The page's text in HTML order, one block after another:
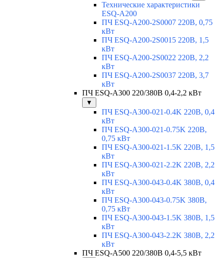
Технические характеристики
ESQ-A200
ПЧ ESQ-A200-2S0007 220В, 0,75
кВт
ПЧ ESQ-A200-2S0015 220В, 1,5
кВт
ПЧ ESQ-A200-2S0022 220В, 2,2
кВт
ПЧ ESQ-A200-2S0037 220В, 3,7
кВт
ПЧ ESQ-A300 220/380В 0,4-2,2 кВт
▼
ПЧ ESQ-A300-021-0.4K 220В, 0,4
кВт
ПЧ ESQ-A300-021-0.75K 220В,
0,75 кВт
ПЧ ESQ-A300-021-1.5K 220В, 1,5
кВт
ПЧ ESQ-A300-021-2.2K 220В, 2,2
кВт
ПЧ ESQ-A300-043-0.4K 380В, 0,4
кВт
ПЧ ESQ-A300-043-0.75K 380В,
0,75 кВт
ПЧ ESQ-A300-043-1.5K 380В, 1,5
кВт
ПЧ ESQ-A300-043-2.2K 380В, 2,2
кВт
ПЧ ESQ-A500 220/380В 0,4-5,5 кВт